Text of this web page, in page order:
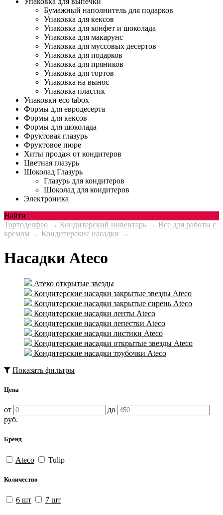
Бумажный наполнитель для подарков
Упаковка для кексов
Упаковка для конфет и шоколада
Упаковка для макарунс
Упаковка для муссовых десертов
Упаковка для подарков
Упаковка для пряников
Упаковка для тортов
Упаковка на вынос
Упаковка пластик
Упаковки eco tabox
Формы для евродесерта
Формы для кексов
Формы для шоколада
Фруктовая глазурь
Фруктовое пюре
Хиты продаж от кондитеров
Цветная глазурь
Шоколад Глазурь
Глазурь для кондитеров
Шоколад для кондитеров
Электроника
Найти
Тортоделфео → Кондитерский инвентарь → Все для работы с
кремом → Кондитерские насадки →
Насадки Ateco
Атеко открытые звезды
Кондитерские насадки закрытые звезды Ateco
Кондитерские насадки закрытые сирень Ateco
Кондитерские насадки ленты Ateco
Кондитерские насадки лепестки Ateco
Кондитерские насадки листики Ateco
Кондитерские насадки открытые звезды Ateco
Кондитерские насадки трубочки Ateco
Показать фильтры
Цена
от
до
руб.
Бренд
Ateco Tulip
Количество
6 шт 7 шт